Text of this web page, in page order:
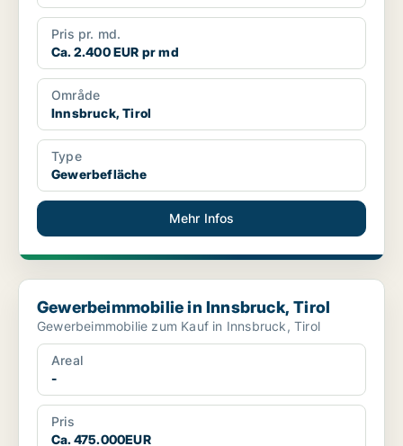
Pris pr. md.
Ca. 2.400 EUR pr md
Område
Innsbruck, Tirol
Type
Gewerbefläche
Mehr Infos
Gewerbeimmobilie in Innsbruck, Tirol
Gewerbeimmobilie in Innsbruck, Tirol
Gewerbeimmobilie zum Kauf in Innsbruck, Tirol
Areal
-
Pris
Ca. 475.000EUR